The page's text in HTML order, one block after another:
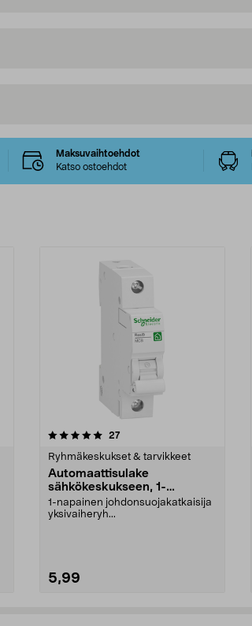
Maksuvaihtoehdot
Katso ostoehdot
27arvostelut
Ryhmäkeskukset & tarvikkeet
Automaattisulake
sähkökeskukseen, 1-
napainen, Schneider Resi9
1-napainen johdonsuojakatkaisija
yksivaiheryh...
5,99
4.0 viidestä